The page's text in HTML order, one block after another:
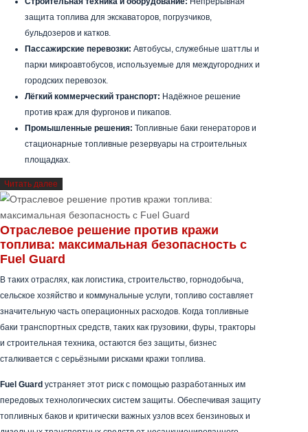
Независимо от размера горловины топливного бака, Fuel Guard
легко устанавливается на все типы топливных баков:
Тяжёлый транспорт и логистика:
тягачей и грузовиков (Renault, DAF, Ford Trucks, Iveco,
Scania, Volvo, Mercedes, MAN и др.).
Пассажирские перевозки:
парки микроавтобусов, используемые для междугородних и
Лёгкий коммерческий транспорт:Надёжное решение
против краж для фургонов и пикапов.
Промышленные решения:Топливные баки генераторов и
стационарные топливные резервуары на строительных
площадках.
Читать далее
Отраслевое решение против кражи
топлива: максимальная безопасность с
Fuel Guard